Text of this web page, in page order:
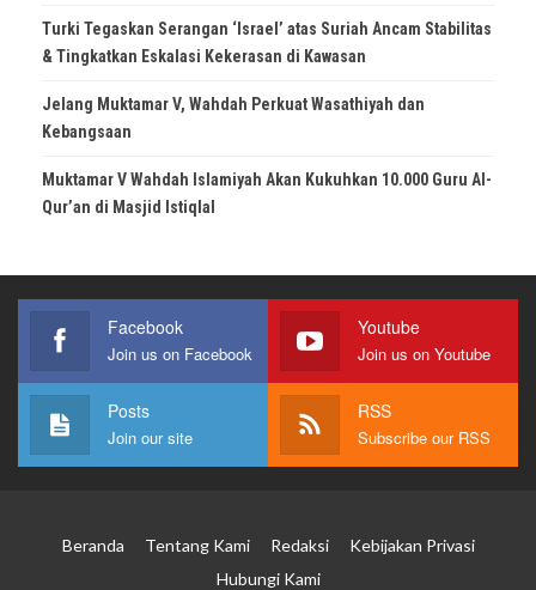
Turki Tegaskan Serangan ‘Israel’ atas Suriah Ancam Stabilitas
& Tingkatkan Eskalasi Kekerasan di Kawasan
Jelang Muktamar V, Wahdah Perkuat Wasathiyah dan
Kebangsaan
Muktamar V Wahdah Islamiyah Akan Kukuhkan 10.000 Guru Al-
Qur’an di Masjid Istiqlal
Facebook
Join us on Facebook
Youtube
Join us on Youtube
Posts
Join our site
RSS
Subscribe our RSS
Beranda Tentang Kami Redaksi
Kebijakan Privasi
Hubungi Kami